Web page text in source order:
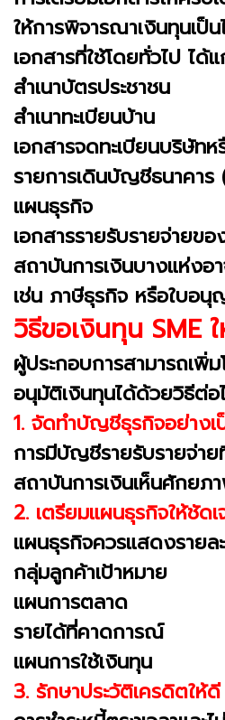
ให้การพิจารณาเงินทุนเป็
เอกสารที่ใช้โดยทั่วไป ได้
สำเนาบัตรประชาชน
สำเนาทะเบียนบ้าน
เอกสารจดทะเบียนบริษัท
รายการเดินบัญชีธนาคา
แผนธุรกิจ
เอกสารรายรับรายจ่ายข
สถาบันการเงินบางแห่งอ
เช่น ภาษีธุรกิจ หรือใบอ
วิธีขอเงินทุน SME
ผู้ประกอบการสามารถเพิ่
อนุมัติเงินทุนได้ด้วยวิธีต่อ
1. จัดทำบัญชีธุรกิจอย่างเ
การมีบัญชีรายรับรายจ่าย
สถาบันการเงินเห็นศักยภ
2. เตรียมแผนธุรกิจให้ชัดเ
แผนธุรกิจควรแสดงรายล
กลุ่มลูกค้าเป้าหมาย
แผนการตลาด
รายได้ที่คาดการณ์
แผนการใช้เงินทุน
3. รักษาประวัติเครดิตให้ดี